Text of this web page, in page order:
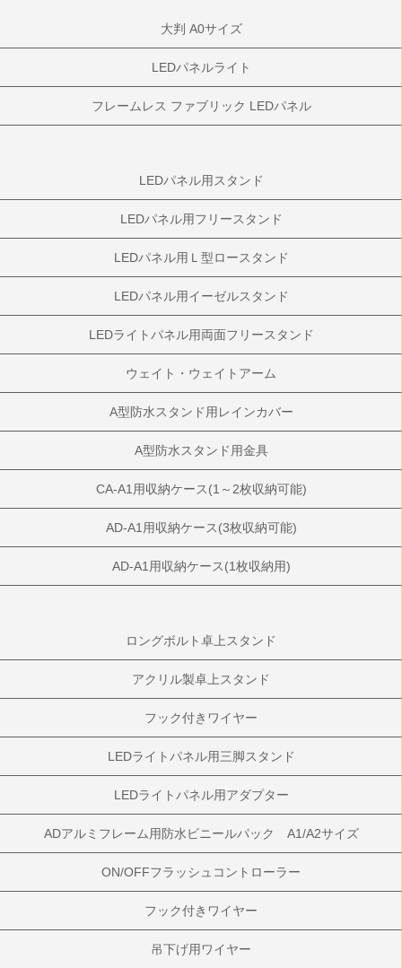
大判 A0サイズ
LEDパネルライト
フレームレス ファブリック LEDパネル
LEDパネル用スタンド
LEDパネル用フリースタンド
LEDパネル用Ｌ型ロースタンド
LEDパネル用イーゼルスタンド
LEDライトパネル用両面フリースタンド
ウェイト・ウェイトアーム
A型防水スタンド用レインカバー
A型防水スタンド用金具
CA-A1用収納ケース(1～2枚収納可能)
AD-A1用収納ケース(3枚収納可能)
AD-A1用収納ケース(1枚収納用)
ロングボルト卓上スタンド
アクリル製卓上スタンド
フック付きワイヤー
LEDライトパネル用三脚スタンド
LEDライトパネル用アダプター
ADアルミフレーム用防水ビニールパック A1/A2サイズ
ON/OFFフラッシュコントローラー
フック付きワイヤー
吊下げ用ワイヤー